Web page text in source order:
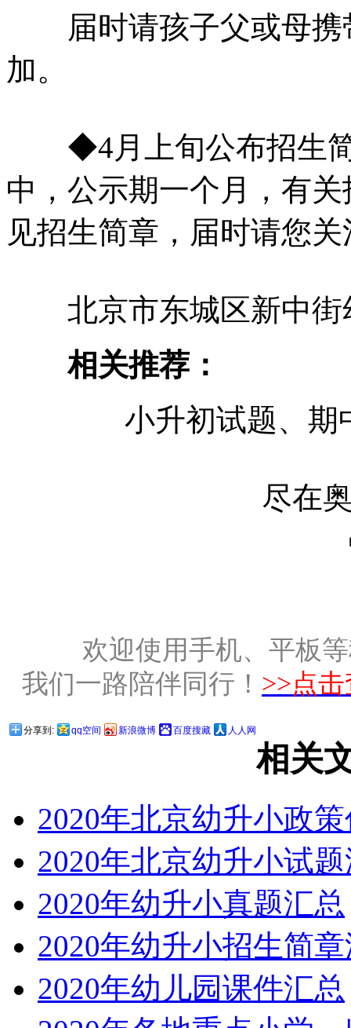
届时请孩子父或母携
加。
◆4月上旬公布招生简
中，公示期一个月，有
见招生简章，届时请您关
北京市东城区新中街
相关推荐：
小升初试题、期
尽在
欢迎使用手机、平板
我们一路陪伴同行！ >>点
分享到: qq空间 新浪微博 百度搜藏 人人网
相关
2020年北京幼升小政
2020年北京幼升小试
2020年幼升小真题汇总
2020年幼升小招生简
2020年幼儿园课件汇总